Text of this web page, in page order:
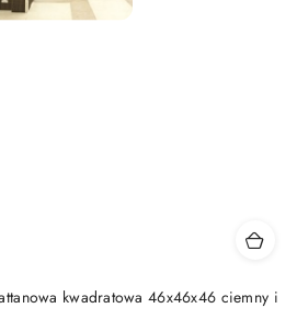
kwadratowa 46x46x46 ciemny i